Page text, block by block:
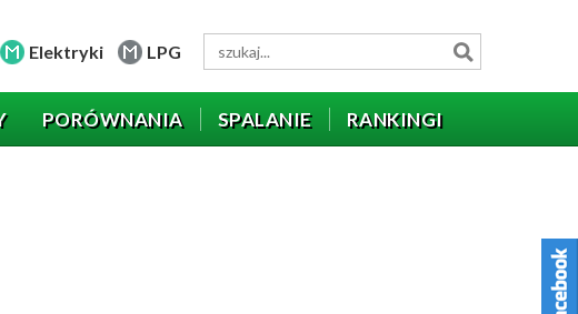
Elektryki LPG
PORÓWNANIA SPALANIE RANKINGI